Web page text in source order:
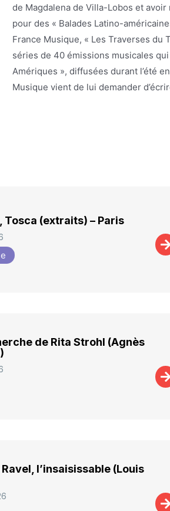
de Magdalena de Villa-Lobos et
pour des « Balades Latino-
France Musique, « Les Traverses du
séries de 40 émissions musicales
Amériques », diffusées durant l’été
Musique vient de lui demander
Tosca (extraits) – Paris
de Rita Strohl (Agnès
l’insaisissable (Louis